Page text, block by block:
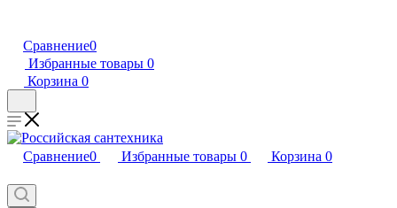
Сравнение0
Избранные товары 0
Корзина 0
Сравнение0 Избранные товары 0 Корзина 0